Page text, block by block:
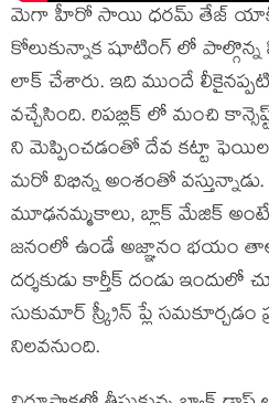
మెగా హీరో సాయి ధరమ్ తేజ్
కోలుకున్నాక షూటింగ్ లో
లాక్ చేశారు. ఇది ముందే
వచ్చేసింది. రిపబ్లిక్ లో మంచి
ని మెప్పించడంతో దేవ కట్టా
మరో విభిన్న అంశంతో
మూఢనమ్మకాలు, బ్లాక్ మేజిక్
జనంలో ఉండే అజ్ఞానం భయం
దర్శకుడు కార్తీక్ దండు ఇందులో
సుకుమార్ స్క్రీన్ ప్లే
నిలవనుంది.